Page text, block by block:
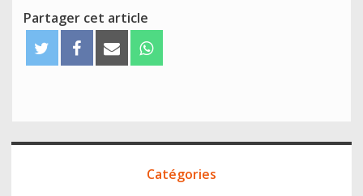
Partager cet article
w
e
a
o
m
h
A
p
Accès
Catégories